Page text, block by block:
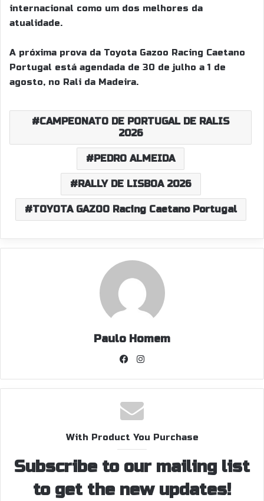
internacional como um dos melhores da
atualidade.
A próxima prova da Toyota Gazoo Racing Caetano
Portugal está agendada de 30 de julho a 1 de
agosto, no Rali da Madeira.
CAMPEONATO DE PORTUGAL DE RALIS
2026
PEDRO ALMEIDA
RALLY DE LISBOA 2026
TOYOTA GAZOO Racing Caetano Portugal
Paulo Homem
Facebook
With Product You Purchase
Subscribe to our mailing list
to get the new updates!